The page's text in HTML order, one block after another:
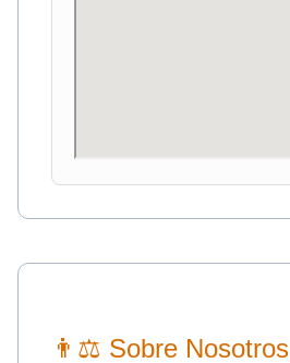
👨⚖ Sobre Nosotros